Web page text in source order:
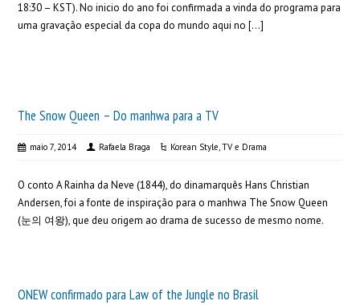
18:30 – KST). No inicio do ano foi confirmada a vinda do programa para
uma gravação especial da copa do mundo aqui no […]
The Snow Queen – Do manhwa para a TV
maio 7, 2014 Rafaela Braga Korean Style,TV e Drama
O conto A Rainha da Neve (1844), do dinamarquês Hans Christian
Andersen, foi a fonte de inspiração para o manhwa The Snow Queen
(눈의 여왕), que deu origem ao drama de sucesso de mesmo nome.
ONEW confirmado para Law of the Jungle no Brasil